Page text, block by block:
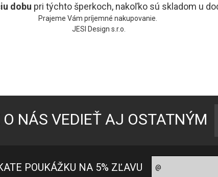
dobu pri týchto šperkoch, nakoľko sú skladom u
Prajeme Vám príjemné nakupovanie.
JESI Design s.r.o.
NÁS VEDIEŤ AJ OSTATNÝM
POUKÁŽKU NA 5% ZĽAVU